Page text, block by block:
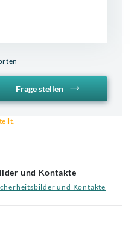
Frage stellen
und Kontakte
und Kontakte